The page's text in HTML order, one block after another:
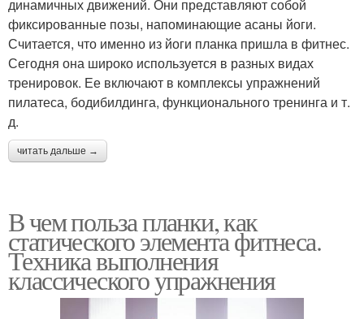
динамичных движений. Они представляют собой
фиксированные позы, напоминающие асаны йоги.
Считается, что именно из йоги планка пришла в фитнес.
Сегодня она широко используется в разных видах
тренировок. Ее включают в комплексы упражнений
пилатеса, бодибилдинга, функционального тренинга и т.
д.
читать дальше →
В чем польза планки, как
статического элемента фитнеса.
Техника выполнения
классического упражнения